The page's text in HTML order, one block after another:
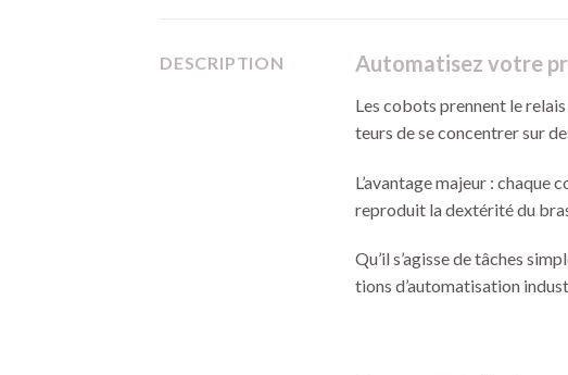
DESCRIPTION Automatisez votre
Les cobots prennent le
teurs de se concentrer sur
L’avantage majeur :
reproduit la dextérité du
Qu’il s’agisse de tâches
tions d’automatisation